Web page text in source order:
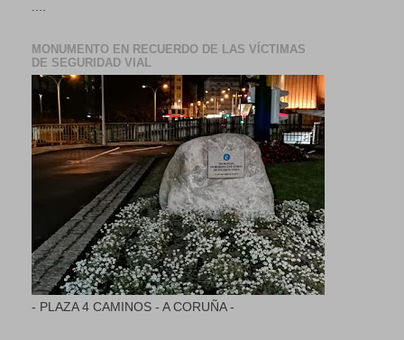
MONUMENTO EN RECUERDO DE LAS VÍCTIMAS
DE SEGURIDAD VIAL
- PLAZA 4 CAMINOS - A CORUÑA -